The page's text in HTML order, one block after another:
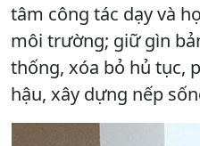
tâm công tác dạy và
môi trường; giữ gìn
thống, xóa bỏ hủ tục,
hậu, xây dựng nếp